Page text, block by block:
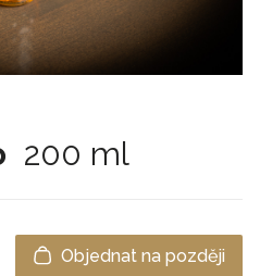
200 ml
Objednat na později